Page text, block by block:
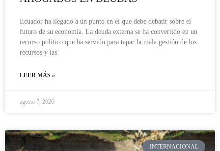
Ecuador ha llegado a un punto en el que debe debatir sobre el
futuro de su economía. La deuda externa se ha convertido en un
recurso político que ha servido para tapar la mala gestión de los
recursos y las
LEER MÁS »
agosto 7, 2026
INTERNACIONAL